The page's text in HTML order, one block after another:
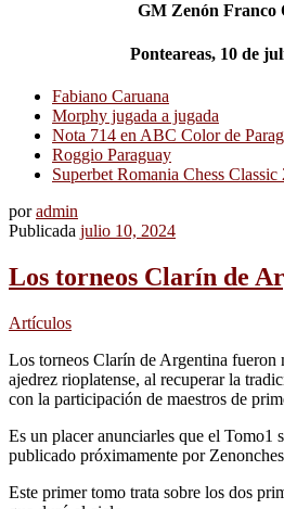
GM Zenón Franco
Ponteareas, 10 de
Fabiano Caruana
Morphy jugada a jugada
Nota 714 en ABC Color de
Roggio Paraguay
Superbet Romania Chess Classic
poradmin
Publicada julio 10, 2024
Los torneos Clarín de
Artículos
Los torneos Clarín de Argentina fueron
ajedrez rioplatense, al recuperar la
con la participación de maestros de
Es un placer anunciarles que el Tomo1
publicado próximamente por
Este primer tomo trata sobre los dos